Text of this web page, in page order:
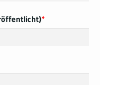
*